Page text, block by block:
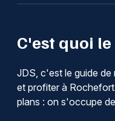
C'est quoi le
JDS, c'est le guide
et profiter à
plans : on s'occupe